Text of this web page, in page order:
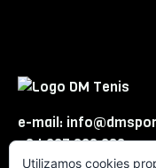
e-mail:
+34 667 863 623
Utilizamos cookies